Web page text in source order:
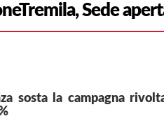
Sede
sosta la campagna